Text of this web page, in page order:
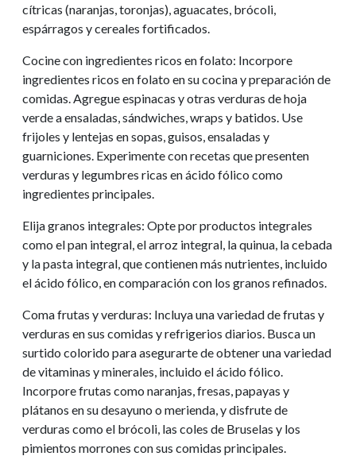
cítricas (naranjas, toronjas), aguacates, brócoli,
espárragos y cereales fortificados.
Cocine con ingredientes ricos en folato: Incorpore
ingredientes ricos en folato en su cocina y preparación de
comidas. Agregue espinacas y otras verduras de hoja
verde a ensaladas, sándwiches, wraps y batidos. Use
frijoles y lentejas en sopas, guisos, ensaladas y
guarniciones. Experimente con recetas que presenten
verduras y legumbres ricas en ácido fólico como
ingredientes principales.
Elija granos integrales: Opte por productos integrales
como el pan integral, el arroz integral, la quinua, la cebada
y la pasta integral, que contienen más nutrientes, incluido
el ácido fólico, en comparación con los granos refinados.
Coma frutas y verduras: Incluya una variedad de frutas y
verduras en sus comidas y refrigerios diarios. Busca un
surtido colorido para asegurarte de obtener una variedad
de vitaminas y minerales, incluido el ácido fólico.
Incorpore frutas como naranjas, fresas, papayas y
plátanos en su desayuno o merienda, y disfrute de
verduras como el brócoli, las coles de Bruselas y los
pimientos morrones con sus comidas principales.